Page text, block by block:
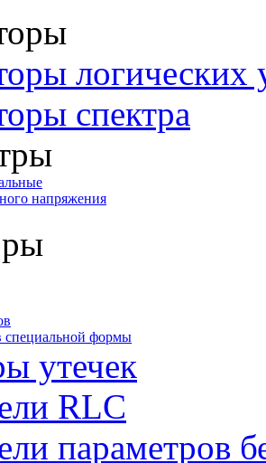
логических
спектра
напряжения
специальной формы
утечек
RLC
параметров